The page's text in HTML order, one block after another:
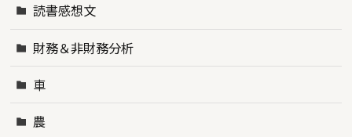
読書感想文
財務＆非財務分析
車
農